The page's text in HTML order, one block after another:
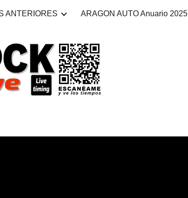
Skip to navigation
ANTERIORES ARAGON AUTO Anuario 2025